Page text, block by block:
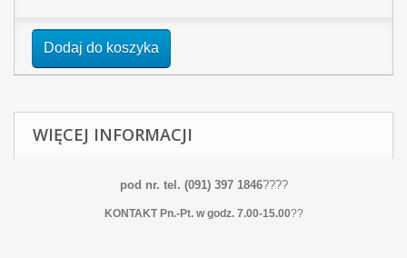
Dodaj do koszyka
WIĘCEJ INFORMACJI
pod nr. tel. (091) 397 1846????
KONTAKT Pn.-Pt. w godz. 7.00-15.00??